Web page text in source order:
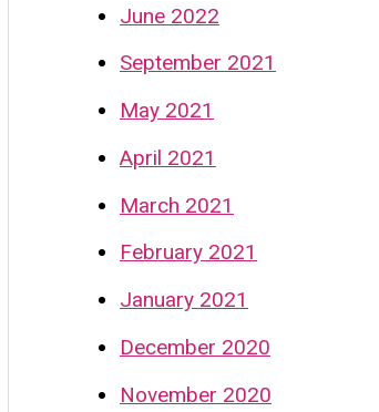
June 2022
September 2021
May 2021
April 2021
March 2021
February 2021
January 2021
December 2020
November 2020